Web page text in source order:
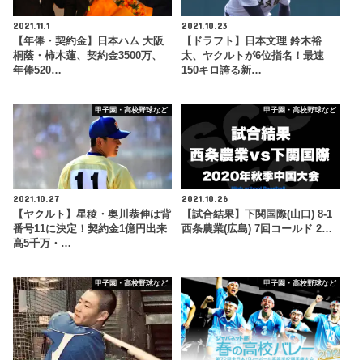
2021.11.1
【年俸・契約金】日本ハム 大阪
桐蔭・柿木蓮、契約金3500万、
年俸520…
2021.10.23
【ドラフト】日本文理 鈴木裕
太、ヤクルトが6位指名！最速
150キロ誇る新…
甲子園・高校野球など
2021.10.27
【ヤクルト】星稜・奥川恭伸は背
番号11に決定！契約金1億円出来
高5千万・…
甲子園・高校野球など
2021.10.26
【試合結果】下関国際(山口) 8-1
西条農業(広島) 7回コールド 2…
甲子園・高校野球など 甲子園・高校野球など